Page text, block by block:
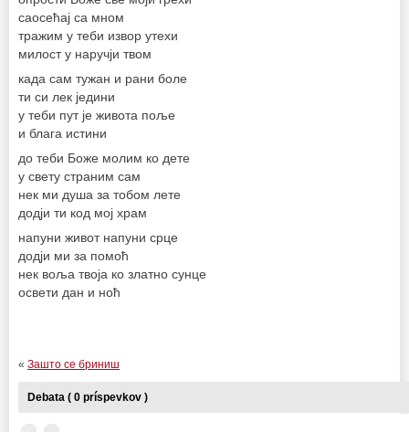
саосећај са мном
тражим у теби извор утехи
милост у наручји твом
када сам тужан и рани боле
ти си лек једини
у теби пут је живота поље
и блага истини
до теби Боже молим ко дете
у свету страним сам
нек ми душа за тобом лете
додји ти код мој храм
напуни живот напуни срце
додји ми за помоћ
нек воља твоја ко златно сунце
освети дан и ноћ
« Зашто се бриниш
Debata ( 0 príspevkov )